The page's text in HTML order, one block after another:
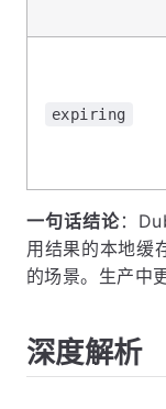
expiring
一句话结论：
用结果的本地缓
的场景。生产中
深度解析